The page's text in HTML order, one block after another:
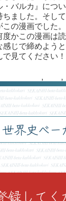
バルカ』につ
ました。そし
の漫画でした
かこの漫画は
じで締めよう
見てください
, ,
世界史べ
録して